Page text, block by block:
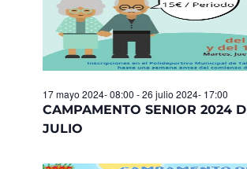
CAMPAMENTO SENIOR 2024
JULIO
17 mayo 2024- 08:00 -26 julio 2024- 17:00